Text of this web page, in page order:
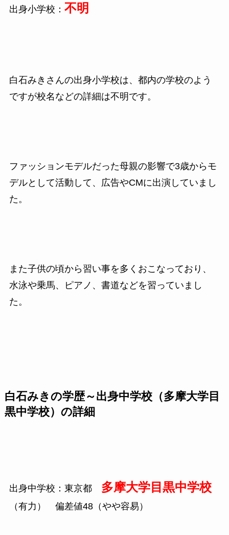
出身小学校： 不明
白石みきさんの出身小学校は、都内の学校のよう
ですが校名などの詳細は不明です。
ファッションモデルだった母親の影響で3歳からモ
デルとして活動して、 広告やCMに出演していまし
た。
また子供の頃から習い事を多くおこなっており、
水泳や乗馬、ピアノ、書道などを習っていまし
た。
白石みきの学歴～出身中学校（多摩大学目
黒中学校）の詳細
出身中学校：東京都 多摩大学目黒中学校
（有力） 偏差値48（やや容易）